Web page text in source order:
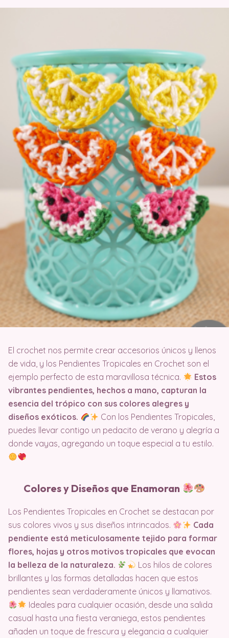
El crochet nos permite crear accesorios únicos y llenos
de vida, y los Pendientes Tropicales en Crochet son el
ejemplo perfecto de esta maravillosa técnica.
Estos
vibrantes pendientes, hechos a mano, capturan la
esencia del trópico con sus colores alegres y
diseños exóticos.
Con los Pendientes Tropicales,
puedes llevar contigo un pedacito de verano y alegría a
donde vayas, agregando un toque especial a tu estilo.
Colores y Diseños que Enamoran
Los Pendientes Tropicales en Crochet se destacan por
sus colores vivos y sus diseños intrincados.
Cada
pendiente está meticulosamente tejido para formar
flores, hojas y otros motivos tropicales que evocan
la belleza de la naturaleza.
Los hilos de colores
brillantes y las formas detalladas hacen que estos
pendientes sean verdaderamente únicos y llamativos.
Ideales para cualquier ocasión, desde una salida
casual hasta una fiesta veraniega, estos pendientes
añaden un toque de frescura y elegancia a cualquier